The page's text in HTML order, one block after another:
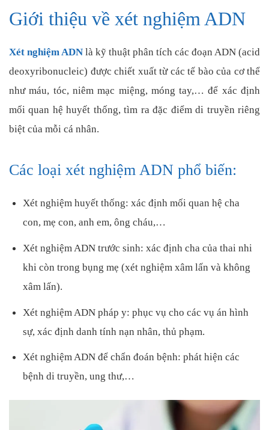
Giới thiệu về xét nghiệm ADN
Xét nghiệm ADN là kỹ thuật phân tích các đoạn ADN (acid
deoxyribonucleic) được chiết xuất từ các tế bào của cơ thể
như máu, tóc, niêm mạc miệng, móng tay,… để xác định
mối quan hệ huyết thống, tìm ra đặc điểm di truyền riêng
biệt của mỗi cá nhân.
Các loại xét nghiệm ADN phổ biến:
Xét nghiệm huyết thống: xác định mối quan hệ cha
con, mẹ con, anh em, ông cháu,…
Xét nghiệm ADN trước sinh: xác định cha của thai nhi
khi còn trong bụng mẹ (xét nghiệm xâm lấn và không
xâm lấn).
Xét nghiệm ADN pháp y: phục vụ cho các vụ án hình
sự, xác định danh tính nạn nhân, thủ phạm.
Xét nghiệm ADN để chẩn đoán bệnh: phát hiện các
bệnh di truyền, ung thư,…